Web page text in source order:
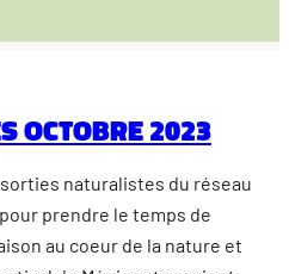
octobre 2023
naturalistes du réseau
prendre le temps de
au coeur de la nature et